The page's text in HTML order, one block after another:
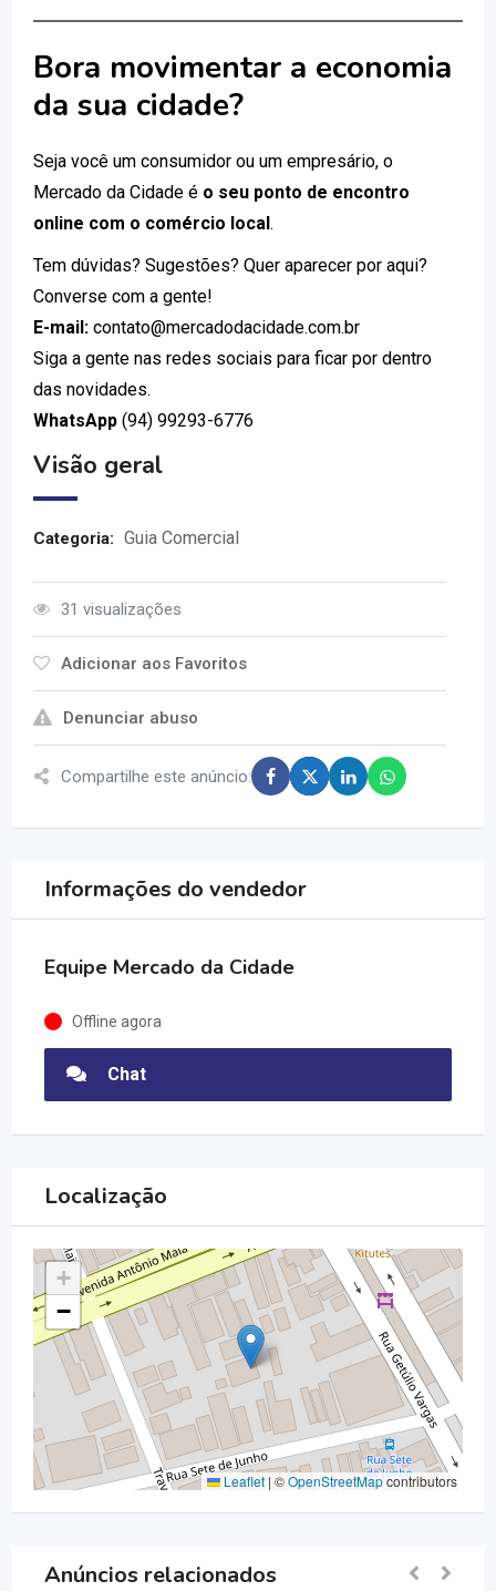
Bora movimentar a economia
da sua cidade?
Seja você um consumidor ou um empresário, o
Mercado da Cidade é o seu ponto de encontro
online com o comércio local.
Tem dúvidas? Sugestões? Quer aparecer por aqui?
Converse com a gente!
E-mail: contato@mercadodacidade.com.br
Siga a gente nas redes sociais para ficar por dentro
das novidades.
WhatsApp (94) 99293-6776
Visão geral
Categoria: Guia Comercial
31 visualizações
Adicionar aos Favoritos
Denunciar abuso
Compartilhe este anúncio:
Informações do vendedor
Equipe Mercado da Cidade
Offline agora
Chat
Localização
+
−
Leaflet | ©OpenStreetMapcontributors
Anúncios relacionados